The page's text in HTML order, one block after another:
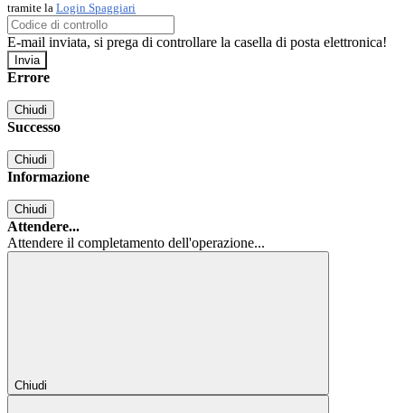
tramite la Login Spaggiari
E-mail inviata, si prega di controllare la casella di posta elettronica!
Errore
Chiudi
Successo
Chiudi
Informazione
Chiudi
Attendere...
Attendere il completamento dell'operazione...
Chiudi